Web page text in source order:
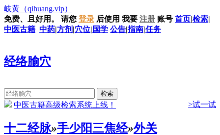
岐黄 （qihuang.vip）
免费、且好用。
请您 登录 后使用 我要 注册 账号 首页|检索|
中医古籍 中药|方剂 |穴位| 国学 公告|指南|任务
经络腧穴
中医古籍高级检索系统上线！ >试一试
十二经脉»手少阳三焦经»外关